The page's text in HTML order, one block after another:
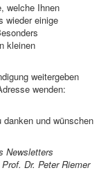
welche Ihnen
wieder einige
kleinen
weitergeben
wenden:
und wünschen
Newsletters
Dr. Peter Riemer